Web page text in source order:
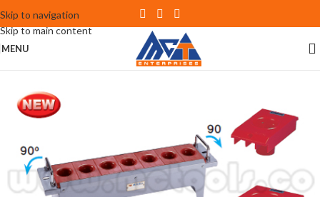
Skip to navigation
Skip to main content
MENU